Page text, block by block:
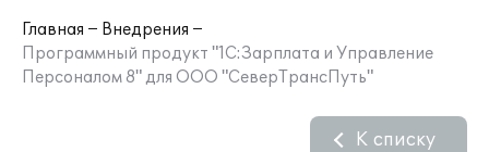
Главная
Внедрения
Программный продукт "1С:Зарплата и Управление
Персоналом 8" для ООО "СеверТрансПуть"
К списку